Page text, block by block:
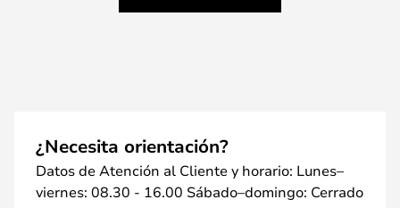
¿Necesita orientación?
Datos de Atención al Cliente y horario: Lunes–
viernes: 08.30 - 16.00 Sábado–domingo: Cerrado